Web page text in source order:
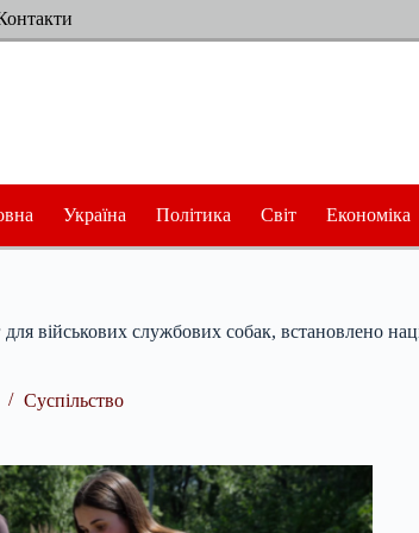
Україна Політика Світ Економіка
для військових службових собак, встановлено
Суспільство